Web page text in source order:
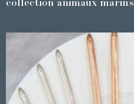
collection animaux marins